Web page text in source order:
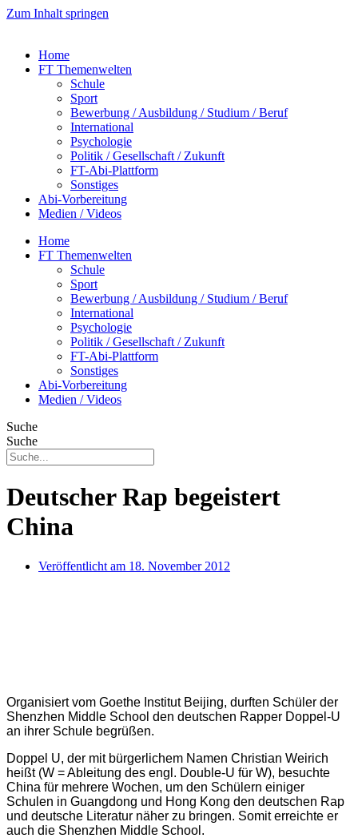
Zum Inhalt springen
Home
FT Themenwelten
Schule
Sport
Bewerbung / Ausbildung / Studium / Beruf
International
Psychologie
Politik / Gesellschaft / Zukunft
FT-Abi-Plattform
Sonstiges
Abi-Vorbereitung
Medien / Videos
Home
FT Themenwelten
Schule
Sport
Bewerbung / Ausbildung / Studium / Beruf
International
Psychologie
Politik / Gesellschaft / Zukunft
FT-Abi-Plattform
Sonstiges
Abi-Vorbereitung
Medien / Videos
Suche
Suche
Deutscher Rap begeistert
China
Veröffentlicht am 18. November 2012
Organisiert vom Goethe Institut Beijing, durften Schüler der
Shenzhen Middle School den deutschen Rapper Doppel-U
an ihrer Schule begrüßen.
Doppel U, der mit bürgerlichem Namen Christian Weirich
heißt (W = Ableitung des engl. Double-U für W), besuchte
China für mehrere Wochen, um den Schülern einiger
Schulen in Guangdong und Hong Kong den deutschen Rap
und deutsche Literatur näher zu bringen. Somit erreichte er
auch die Shenzhen Middle School.